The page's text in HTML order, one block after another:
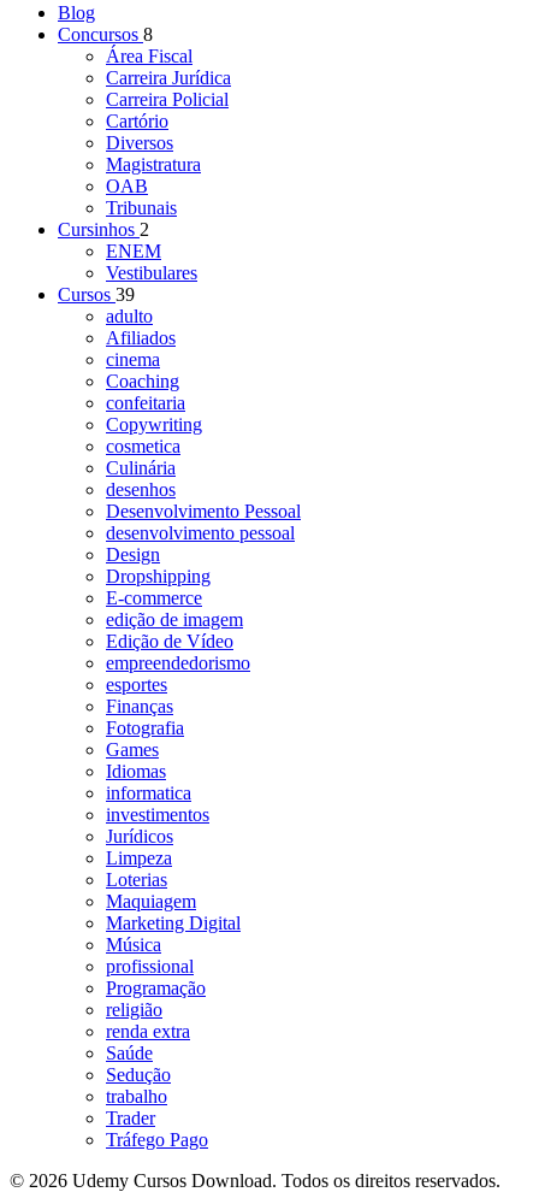
Blog
Concursos 8
Área Fiscal
Carreira Jurídica
Carreira Policial
Cartório
Diversos
Magistratura
OAB
Tribunais
Cursinhos 2
ENEM
Vestibulares
Cursos 39
adulto
Afiliados
cinema
Coaching
confeitaria
Copywriting
cosmetica
Culinária
desenhos
Desenvolvimento Pessoal
desenvolvimento pessoal
Design
Dropshipping
E-commerce
edição de imagem
Edição de Vídeo
empreendedorismo
esportes
Finanças
Fotografia
Games
Idiomas
informatica
investimentos
Jurídicos
Limpeza
Loterias
Maquiagem
Marketing Digital
Música
profissional
Programação
religião
renda extra
Saúde
Sedução
trabalho
Trader
Tráfego Pago
© 2026 Udemy Cursos Download. Todos os direitos reservados.